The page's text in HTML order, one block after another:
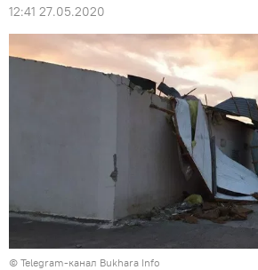
12:41 27.05.2020
© Telegram-канал Bukhara Info